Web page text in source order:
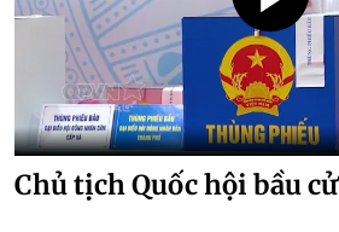
Chủ tịch Quốc hội bầu cử